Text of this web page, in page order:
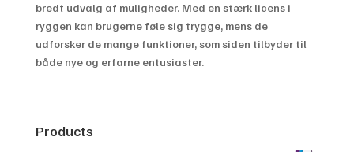
bredt udvalg af muligheder. Med en stærk licens i
ryggen kan brugerne føle sig trygge, mens de
udforsker de mange funktioner, som siden tilbyder til
både nye og erfarne entusiaster.
Products